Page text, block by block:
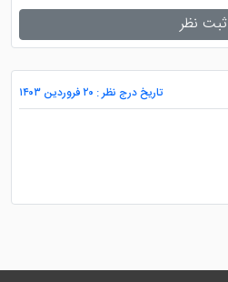
ثبت نظر
تاریخ درج نظر : ۲۰ فروردین ۱۴۰۳